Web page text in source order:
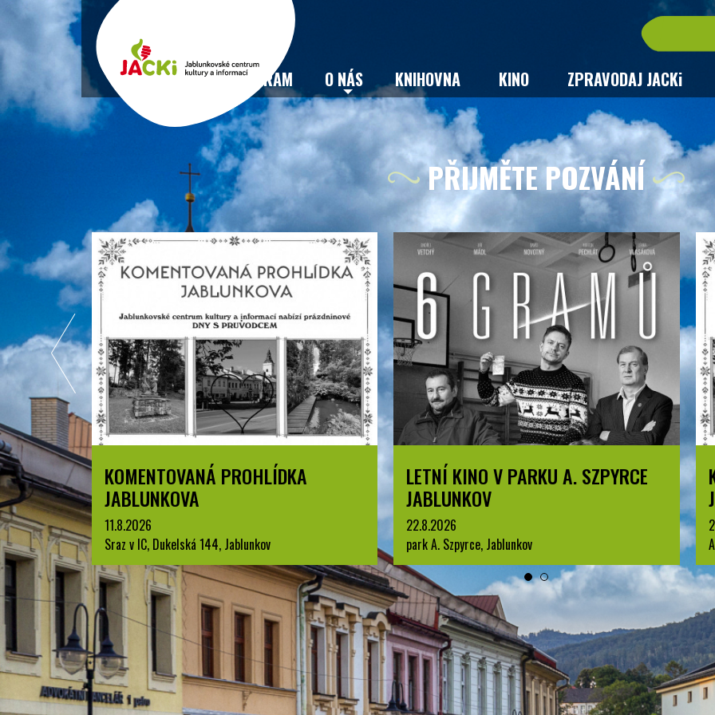
VSTUPENKY PROGRAM O NÁS KNIHOVNA KINO ZPRAVODAJ JACKi
PŘIJMĚTE POZVÁNÍ
LETNÍ KINO V PARKU A. SZPYRCE
JABLUNKOV
22.8.2026
park A. Szpyrce, Jablunkov
KOMENTOVANÁ PROHLÍDKA
JABLUNKOVA
25.8.2026
Arboretum u Sanatoria, Jablunkov